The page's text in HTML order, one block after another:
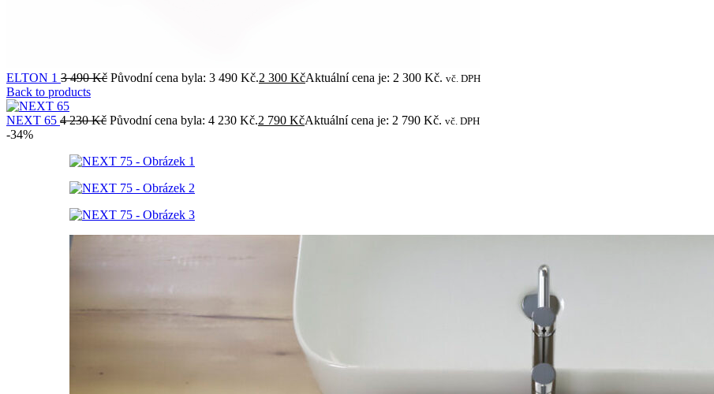
ELTON 1 3 490Kč Původní cena byla: 3 490 Kč.2 300 KčAktuální cena je: 2 300 Kč. vč. DPH
Back to products
NEXT 65 4 230Kč Původní cena byla: 4 230 Kč.2 790 KčAktuální cena je: 2 790 Kč. vč. DPH
-34%